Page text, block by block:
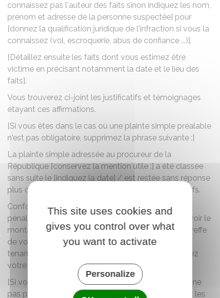
connaissez pas l'auteur des faits sinon indiquez les nom,
prénom et adresse de la personne suspectée] pour
[donnez la qualification juridique de l'infraction si vous la
connaissez (vol, escroquerie, abus de confiance ...)].
[Détaillez ensuite les faits dont vous estimez être
victime en précisant notamment la date et le lieu des
faits].
Vous trouverez ci-joint les justificatifs et témoignages
étayant ces affirmations.
[Si vous êtes dans le cas où une plainte simple préalable
n'est pas obligatoire, supprimez la phrase suivante :]
La plainte simple adressée au procureur de la
République [conservez la mention utile :] a été classée
sans suite le [indiquez la date] / est restée sans réponse
plus de 3 mois . Vous trouverez ci-joint les justificatifs.
Conformément à l'article 88 du code de procédure
pénale, je vous serais reconnaissant de me faire savoir le
montant de la somme que je devrai consigner au greffe
de votre juridiction. Cette somme doit être fixée en
tenant compte de mes revenus qui sont de [indiquez
votre revenu mensuel net par mois].
[Si vos revenus sont très faibles, vous demandez à ne
pas payer de consignation. Dans ce cas, remplacez les
This site uses cookies and
gives you control over what
you want to activate
Personalize